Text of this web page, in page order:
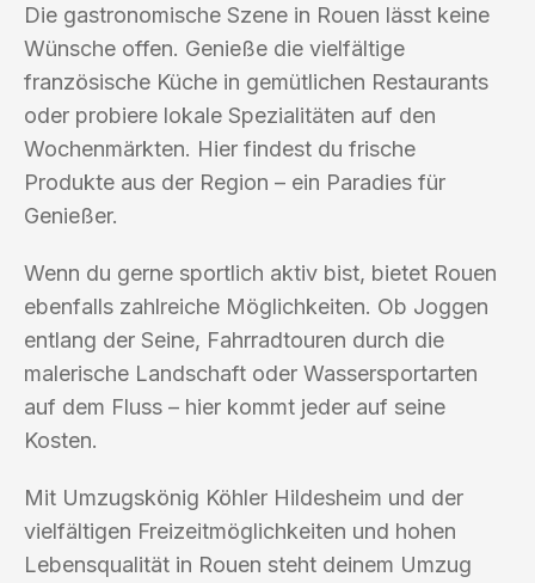
Die gastronomische Szene in Rouen lässt keine
Wünsche offen. Genieße die vielfältige
französische Küche in gemütlichen Restaurants
oder probiere lokale Spezialitäten auf den
Wochenmärkten. Hier findest du frische
Produkte aus der Region – ein Paradies für
Genießer.
Wenn du gerne sportlich aktiv bist, bietet Rouen
ebenfalls zahlreiche Möglichkeiten. Ob Joggen
entlang der Seine, Fahrradtouren durch die
malerische Landschaft oder Wassersportarten
auf dem Fluss – hier kommt jeder auf seine
Kosten.
Mit Umzugskönig Köhler Hildesheim und der
vielfältigen Freizeitmöglichkeiten und hohen
Lebensqualität in Rouen steht deinem Umzug